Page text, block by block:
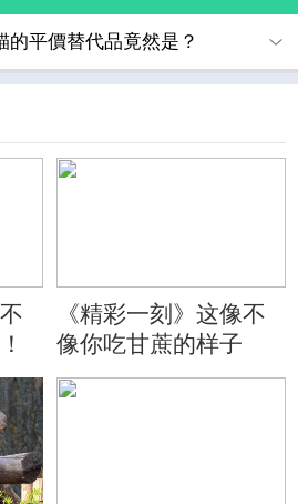
的平價替代品竟然是？
《精彩一刻》这像不
像你吃甘蔗的样子